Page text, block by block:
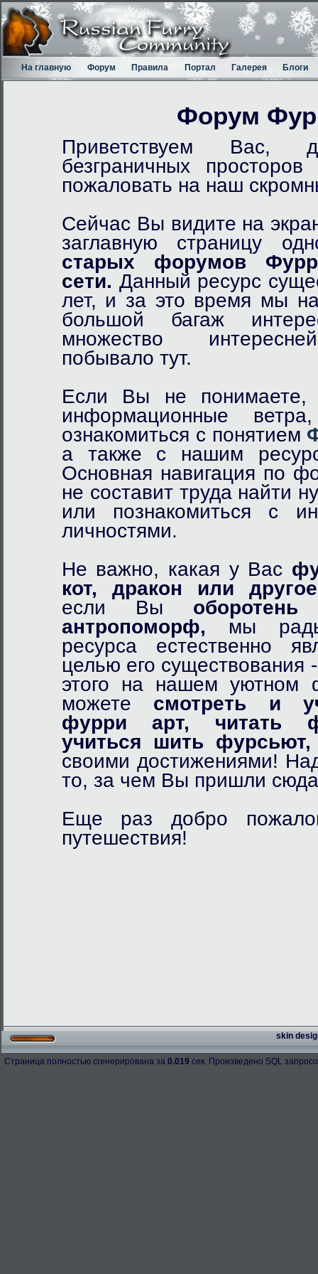
На главную Форум Правила Портал Галерея Блоги
Форум
Приветствуем Вас,
безграничных
пожаловать на наш
Сейчас Вы видите на
заглавную страницу
старых форумов
сети. Данный ресурс
лет, и за это время мы
большой багаж
множество
побывало тут.
Если Вы не понимаете,
информационные
ознакомиться с понятием
а также с нашим
Основная навигация по
не составит труда найти
или познакомиться с
личностями.
Не важно, какая у Вас
кот,
дракон
или
если Вы оборотень
антропоморф, мы
ресурса естественно
целью его существования
этого на нашем
можете смотреть и
фурри арт,
читать
учиться шить фурсьют,
своими достижениями!
то, за чем Вы пришли
Еще раз добро
путешествия!
skin
Страница полностью сгенерирована за 0.019 сек. Произведено SQL